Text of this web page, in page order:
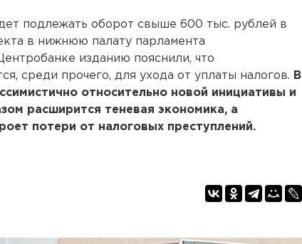
подлежать оборот свыше 600 тыс. рублей в
в нижнюю палату парламента
изданию пояснили, что
среди прочего, для ухода от уплаты налогов. В
относительно новой инициативы и
расширится теневая экономика, а
потери от налоговых преступлений.